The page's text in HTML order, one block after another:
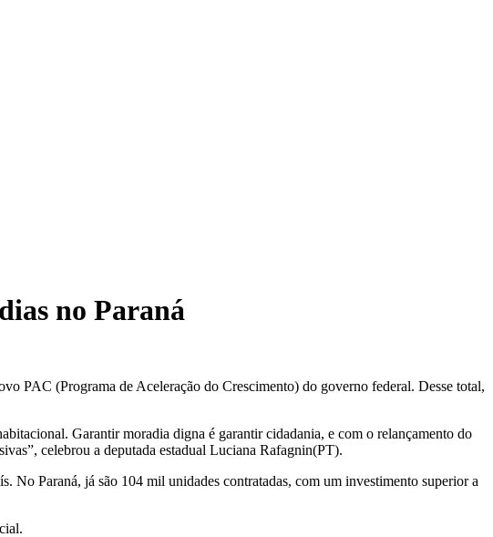
no Paraná
PAC (Programa de Aceleração do Crescimento) do governo federal. Desse total,
Garantir moradia digna é garantir cidadania, e com o relançamento do
celebrou a deputada estadual Luciana Rafagnin(PT).
No Paraná, já são 104 mil unidades contratadas, com um investimento superior a